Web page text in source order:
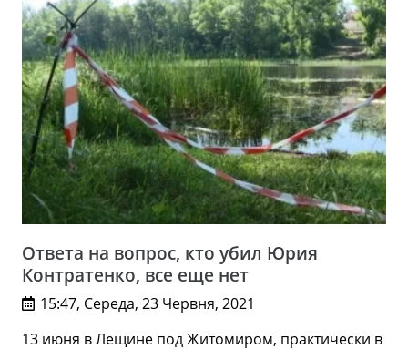
Ответа на вопрос, кто убил Юрия
Контратенко, все еще нет
15:47, Середа, 23 Червня, 2021
13 июня в Лещине под Житомиром, практически в